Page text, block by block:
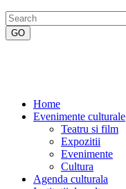
Home
Evenimente culturale
Teatru si film
Expozitii
Evenimente
Cultura
Agenda culturala